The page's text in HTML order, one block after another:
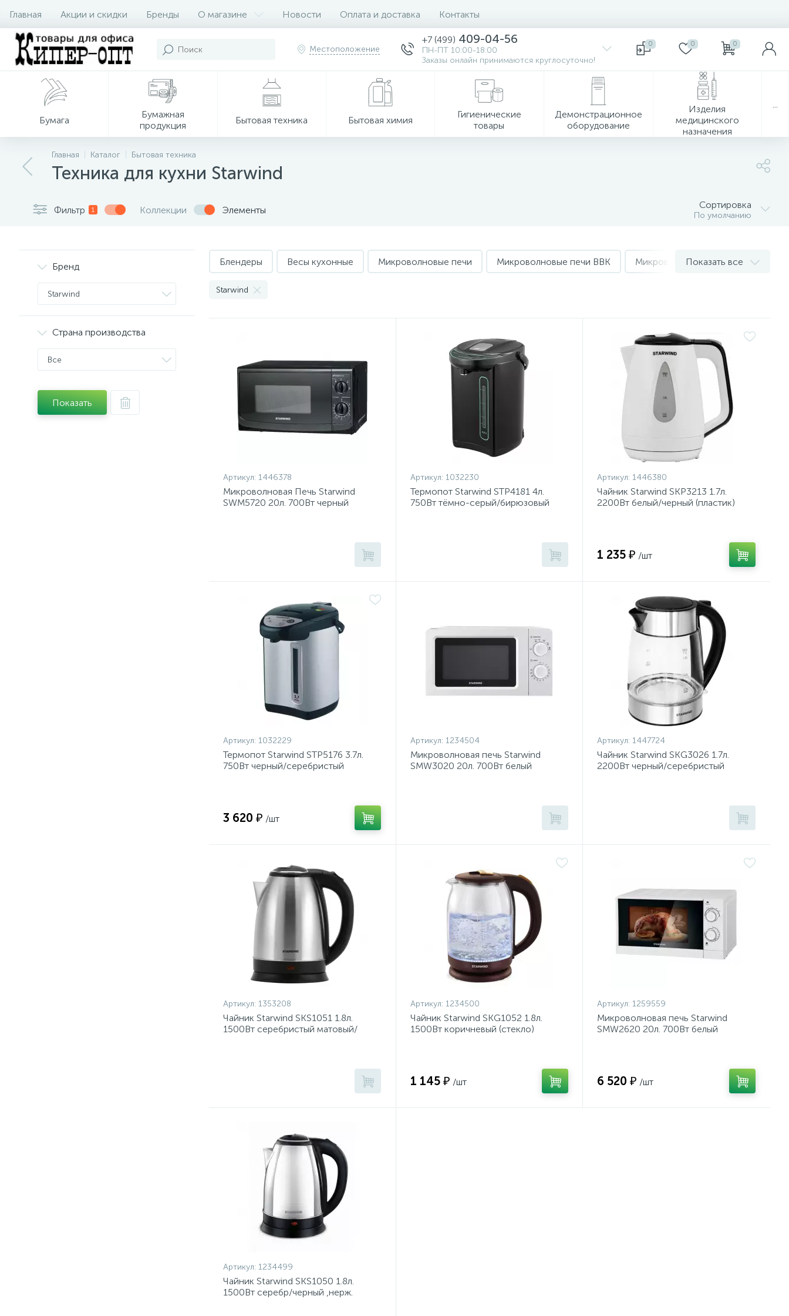
Главная Акции и скидки Бренды О магазине Новости Оплата и доставка Контакты
Местоположение
+7 (499) 409-04-56
ПН-ПТ 10:00-18:00
Заказы онлайн принимаются круглосуточно!
0 0 0
Бумага
Бумажная
продукция
Бытовая техника Бытовая химия
Гигиенические
товары
Демонстрационное
оборудование
Изделия
медицинского
назначения
Главная Каталог Бытовая техника
Техника для кухни Starwind
Фильтр 1 Коллекции Элементы Сортировка
По умолчанию
Бренд
Starwind
Страна производства
Все
Показать
Блендеры Весы кухонные Микроволновые печи Микроволновые печи BBK Микроволновые печи Tesler
Показать все
Starwind
Артикул: 1446378
Микроволновая Печь Starwind
SWM5720 20л. 700Вт черный
Артикул: 1032230
Термопот Starwind STP4181 4л.
750Вт тёмно-серый/бирюзовый
Артикул: 1446380
Чайник Starwind SKP3213 1.7л.
2200Вт белый/черный (пластик)
1 235 ₽ /шт
Артикул: 1032229
Термопот Starwind STP5176 3.7л.
750Вт черный/серебристый
3 620 ₽ /шт
Артикул: 1234504
Микроволновая печь Starwind
SMW3020 20л. 700Вт белый
Артикул: 1447724
Чайник Starwind SKG3026 1.7л.
2200Вт черный/серебристый
Артикул: 1353208
Чайник Starwind SKS1051 1.8л.
1500Вт серебристый матовый/
Артикул: 1234500
Чайник Starwind SKG1052 1.8л.
1500Вт коричневый (стекло)
1 145 ₽ /шт
Артикул: 1259559
Микроволновая печь Starwind
SMW2620 20л. 700Вт белый
6 520 ₽ /шт
Артикул: 1234499
Чайник Starwind SKS1050 1.8л.
1500Вт серебр/черный ,нерж.